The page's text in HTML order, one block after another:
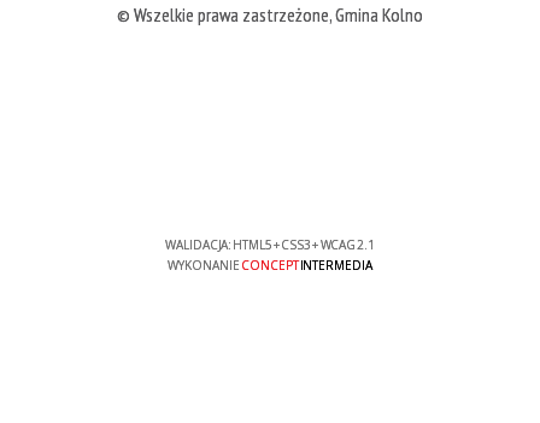
© Wszelkie prawa zastrzeżone, Gmina Kolno
WALIDACJA: HTML5+CSS3+WCAG 2.1
WYKONANIE CONCEPTINTERMEDIA